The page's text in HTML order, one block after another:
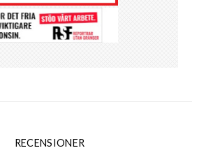
RECENSIONER